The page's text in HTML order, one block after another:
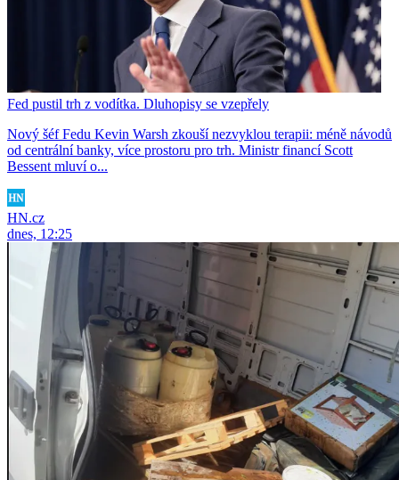
Fed pustil trh z vodítka. Dluhopisy se vzepřely
Nový šéf Fedu Kevin Warsh zkouší nezvyklou terapii: méně návodů
od centrální banky, více prostoru pro trh. Ministr financí Scott
Bessent mluví o...
HN.cz
dnes, 12:25